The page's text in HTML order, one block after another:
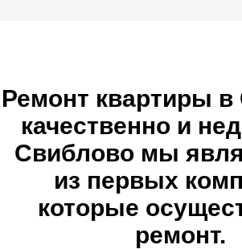
Ремонт квартиры
качественно и
Свиблово мы
из первых
которые
ремонт.